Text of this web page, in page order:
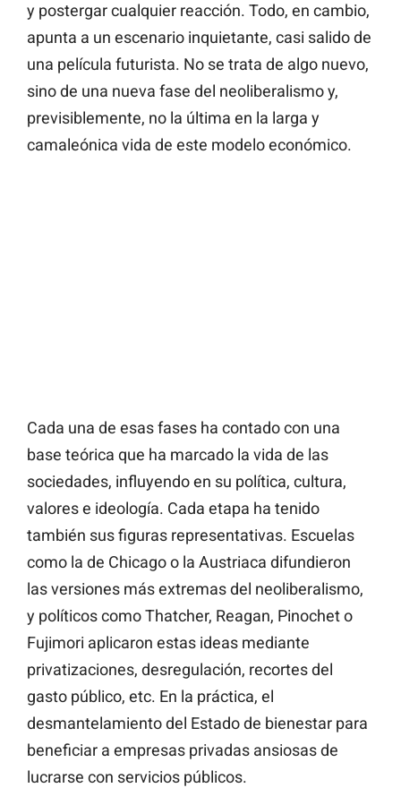
y postergar cualquier reacción. Todo, en cambio,
apunta a un escenario inquietante, casi salido de
una película futurista. No se trata de algo nuevo,
sino de una nueva fase del neoliberalismo y,
previsiblemente, no la última en la larga y
camaleónica vida de este modelo económico.
Cada una de esas fases ha contado con una
base teórica que ha marcado la vida de las
sociedades, influyendo en su política, cultura,
valores e ideología. Cada etapa ha tenido
también sus figuras representativas. Escuelas
como la de Chicago o la Austriaca difundieron
las versiones más extremas del neoliberalismo,
y políticos como Thatcher, Reagan, Pinochet o
Fujimori aplicaron estas ideas mediante
privatizaciones, desregulación, recortes del
gasto público, etc. En la práctica, el
desmantelamiento del Estado de bienestar para
beneficiar a empresas privadas ansiosas de
lucrarse con servicios públicos.